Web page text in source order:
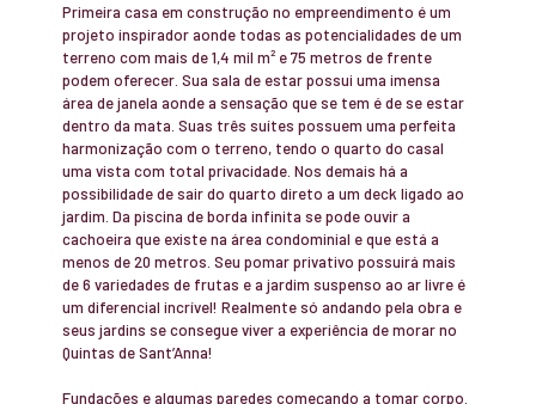
Primeira casa em construção no empreendimento é um
projeto inspirador aonde todas as potencialidades de um
terreno com mais de 1,4 mil m² e 75 metros de frente
podem oferecer. Sua sala de estar possui uma imensa
área de janela aonde a sensação que se tem é de se estar
dentro da mata. Suas três suítes possuem uma perfeita
harmonização com o terreno, tendo o quarto do casal
uma vista com total privacidade. Nos demais há a
possibilidade de sair do quarto direto a um deck ligado ao
jardim. Da piscina de borda infinita se pode ouvir a
cachoeira que existe na área condominial e que está a
menos de 20 metros. Seu pomar privativo possuirá mais
de 6 variedades de frutas e a jardim suspenso ao ar livre é
um diferencial incrível! Realmente só andando pela obra e
seus jardins se consegue viver a experiência de morar no
Quintas de Sant’Anna!
Fundações e algumas paredes começando a tomar corpo.